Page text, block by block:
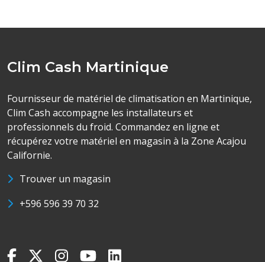
Clim Cash Martinique
Fournisseur de matériel de climatisation en Martinique,
Clim Cash accompagne les installateurs et
professionnels du froid. Commandez en ligne et
récupérez votre matériel en magasin à la Zone Acajou
Californie.
Trouver un magasin
+596 596 39 70 32